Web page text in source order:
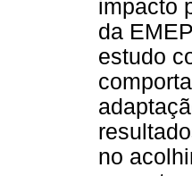
impacto
da
estudo
no